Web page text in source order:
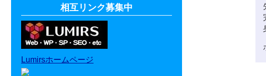
相互リンク募集中
Lumirsホームページ